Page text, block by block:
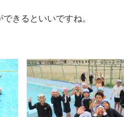
きるといいですね。